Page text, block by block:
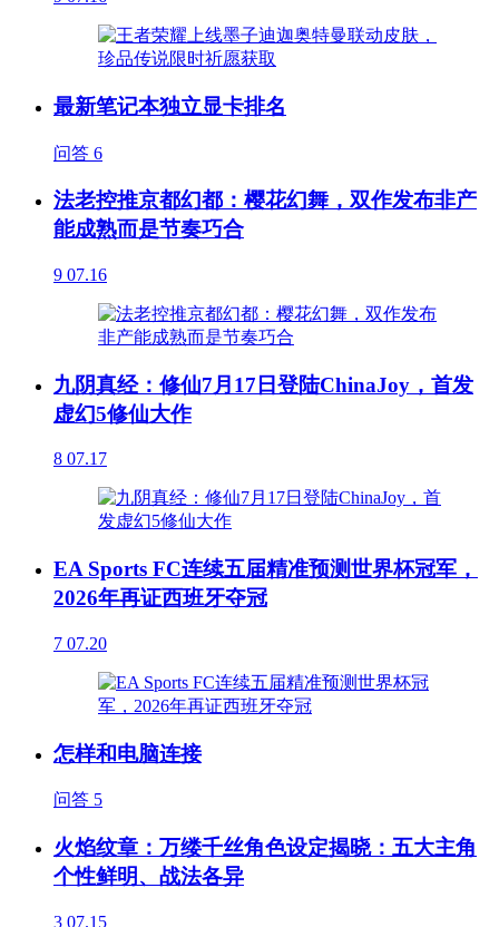
最新笔记本独立显卡排名
问答 6
法老控推京都幻都：樱花幻舞，双作发布非产
能成熟而是节奏巧合
9 07.16
九阴真经：修仙7月17日登陆ChinaJoy，首发
虚幻5修仙大作
8 07.17
EA Sports FC连续五届精准预测世界杯冠军，
2026年再证西班牙夺冠
7 07.20
怎样和电脑连接
问答 5
火焰纹章：万缕千丝角色设定揭晓：五大主角
个性鲜明、战法各异
3 07.15